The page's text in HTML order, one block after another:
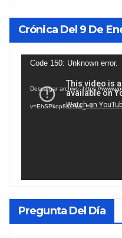
Crónica Del 9 De
Reproductor
vídeo
Code 150: Unknown error.
Descargar archivo: https://
v=EhSPkop8KPY&_=1
Pregunta Del Día